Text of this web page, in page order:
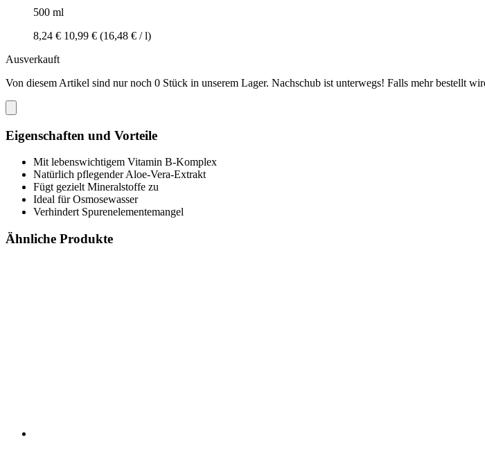
500 ml
8,24 € 10,99 € (16,48 € / l)
Ausverkauft
Von diesem Artikel sind nur noch 0 Stück in unserem Lager. Nachschub ist unterwegs! Falls mehr bestellt
Eigenschaften und Vorteile
Mit lebenswichtigem Vitamin B-Komplex
Natürlich pflegender Aloe-Vera-Extrakt
Fügt gezielt Mineralstoffe zu
Ideal für Osmosewasser
Verhindert Spurenelementemangel
Ähnliche Produkte